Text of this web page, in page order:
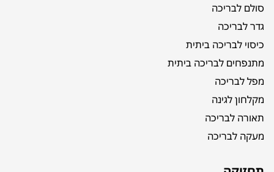
סולם לבריכה
גדר לבריכה
כיסוי לבריכה ביתית
מתנפחים לבריכה ביתית
מפל לבריכה
מקלחון לגינה
תאורה לבריכה
מעקה לבריכה